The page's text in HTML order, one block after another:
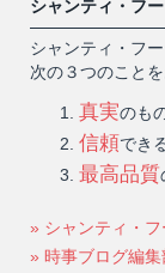
シャンティ・フ
シャンティ・フ
次の３つのことを
真実のも
信頼でき
最高品質
» シャンティ・
» 時事ブログ編